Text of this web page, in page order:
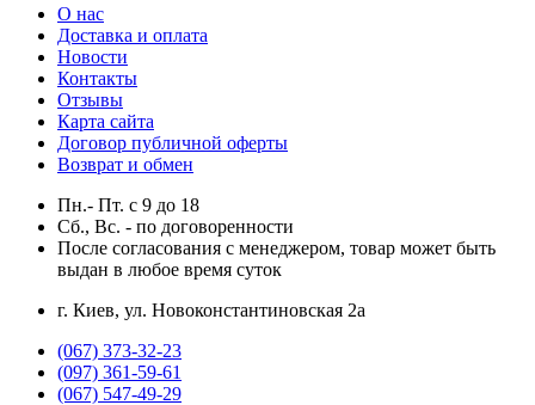
О нас
Доставка и оплата
Новости
Контакты
Отзывы
Карта сайта
Договор публичной оферты
Возврат и обмен
Пн.- Пт. с 9 до 18
Сб., Вс. - по договоренности
После согласования с менеджером, товар может быть
выдан в любое время суток
г. Киев, ул. Новоконстантиновская 2а
(067) 373-32-23
(097) 361-59-61
(067) 547-49-29